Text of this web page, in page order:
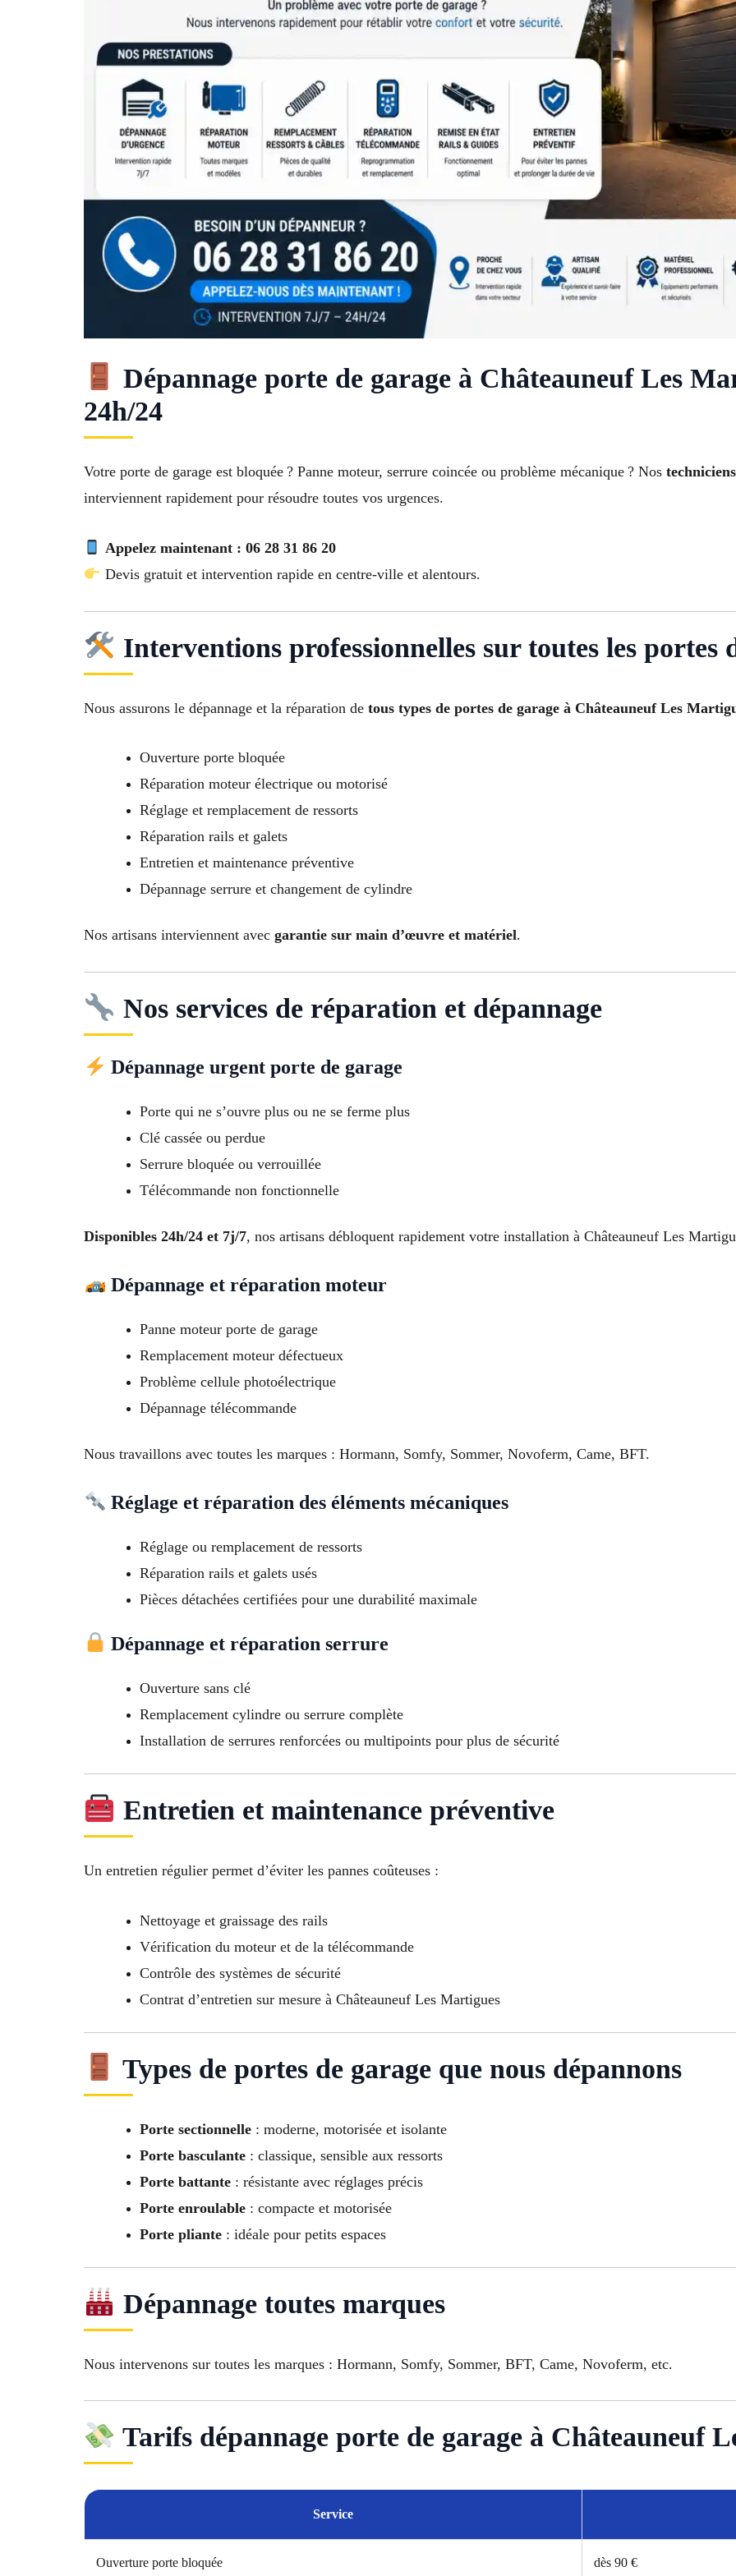
Dépannage porte de garage à Châteauneuf Les
24h/24
Votre porte de garage est bloquée ? Panne moteur, serrure coincée ou problème mécanique ? Nos
interviennent rapidement pour résoudre toutes vos urgences.
Appelez maintenant : 06 28 31 86 20
Devis gratuit et intervention rapide en centre-ville et alentours.
Interventions professionnelles sur toutes les portes
Nous assurons le dépannage et la réparation de tous types de portes de garage à Châteauneuf Les
Ouverture porte bloquée
Réparation moteur électrique ou motorisé
Réglage et remplacement de ressorts
Réparation rails et galets
Entretien et maintenance préventive
Dépannage serrure et changement de cylindre
Nos artisans interviennent avec garantie sur main d’œuvre et matériel.
Nos services de réparation et dépannage
Dépannage urgent porte de garage
Porte qui ne s’ouvre plus ou ne se ferme plus
Clé cassée ou perdue
Serrure bloquée ou verrouillée
Télécommande non fonctionnelle
Disponibles 24h/24 et 7j/7, nos artisans débloquent rapidement votre installation à Châteauneuf Les
Dépannage et réparation moteur
Panne moteur porte de garage
Remplacement moteur défectueux
Problème cellule photoélectrique
Dépannage télécommande
Nous travaillons avec toutes les marques : Hormann, Somfy, Sommer, Novoferm, Came, BFT.
Réglage et réparation des éléments mécaniques
Réglage ou remplacement de ressorts
Réparation rails et galets usés
Pièces détachées certifiées pour une durabilité maximale
Dépannage et réparation serrure
Ouverture sans clé
Remplacement cylindre ou serrure complète
Installation de serrures renforcées ou multipoints pour plus de sécurité
Entretien et maintenance préventive
Un entretien régulier permet d’éviter les pannes coûteuses :
Nettoyage et graissage des rails
Vérification du moteur et de la télécommande
Contrôle des systèmes de sécurité
Contrat d’entretien sur mesure à Châteauneuf Les Martigues
Types de portes de garage que nous dépannons
Porte sectionnelle : moderne, motorisée et isolante
Porte basculante : classique, sensible aux ressorts
Porte battante : résistante avec réglages précis
Porte enroulable : compacte et motorisée
Porte pliante : idéale pour petits espaces
Dépannage toutes marques
Nous intervenons sur toutes les marques : Hormann, Somfy, Sommer, BFT, Came, Novoferm, etc.
Tarifs dépannage porte de garage à Châteauneuf
Service
Ouverture porte bloquée dès 90 €